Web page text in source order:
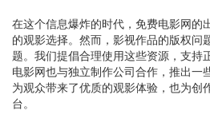
在这个信息爆炸的时代，免费电影网的
的观影选择。然而，影视作品的版权问
题。我们提倡合理使用这些资源，支持
电影网也与独立制作公司合作，推出一
为观众带来了优质的观影体验，也为创
台。